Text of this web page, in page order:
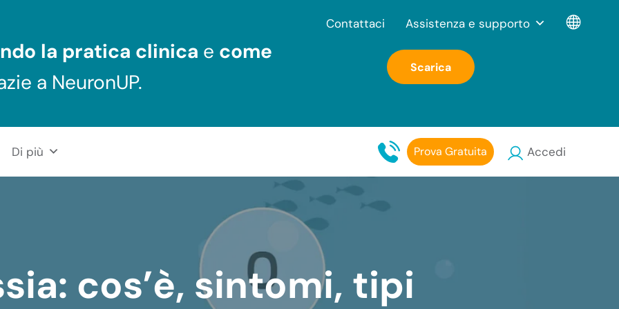
la pratica clinica e come
a NeuronUP.
Scarica
Di più Prova Gratuita Accedi
Contattaci Assistenza e supporto
cos’è, sintomi, tipi